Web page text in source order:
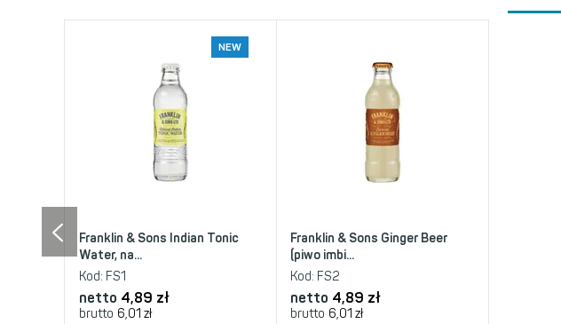
NEW
Franklin & Sons Indian Tonic
Water, na...
Kod: FS1
netto 4,89 zł
brutto 6,01 zł
Franklin & Sons Ginger Beer
(piwo imbi...
Kod: FS2
netto 4,89 zł
brutto 6,01 zł